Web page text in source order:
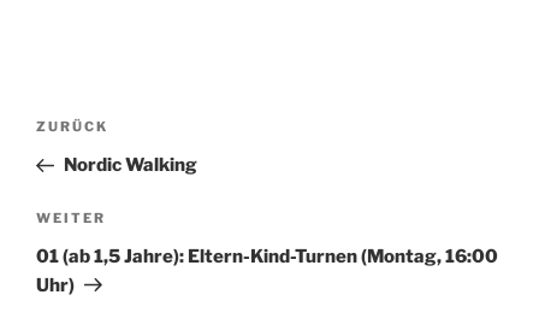
Beitragsnavigation
Vorheriger
Beitrag
ZURÜCK
Nordic Walking
Nächster
Beitrag
WEITER
01 (ab 1,5 Jahre): Eltern-Kind-Turnen (Montag, 16:00
Uhr)